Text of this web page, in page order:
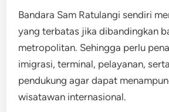
Bandara Sam Ratulangi sendiri
yang terbatas jika dibandingkan
metropolitan. Sehingga perlu
imigrasi, terminal, pelayanan,
pendukung agar dapat
wisatawan internasional.